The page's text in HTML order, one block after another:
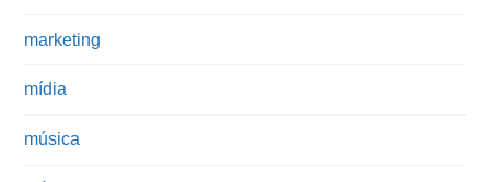
marketing
mídia
música